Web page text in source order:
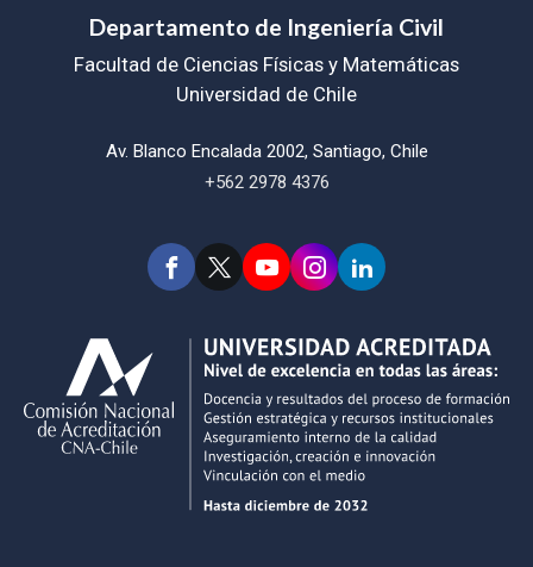
Departamento de Ingeniería Civil
Facultad de Ciencias Físicas y Matemáticas
Universidad de Chile
Av. Blanco Encalada 2002, Santiago, Chile
+562 2978 4376